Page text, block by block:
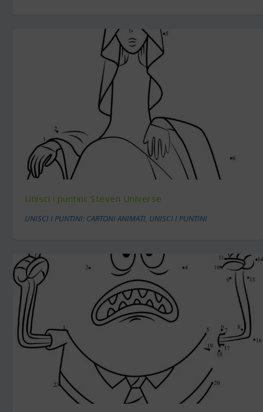
Unisci i puntini: Steven Universe
UNISCI I PUNTINI: CARTONI ANIMATI UNISCI I PUNTINI